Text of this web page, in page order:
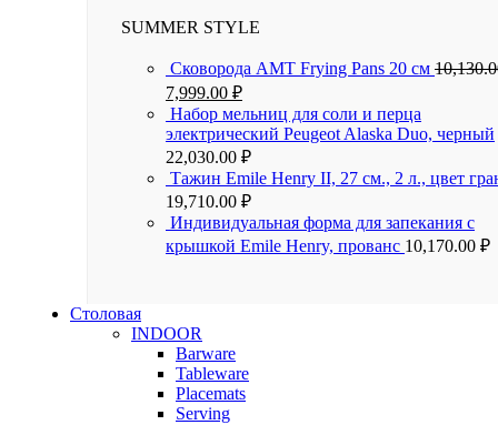
SUMMER STYLE
Сковорода AMT Frying Pans 20 см
7,999.00 ₽
Набор мельниц для соли и перца
электрический Peugeot Alaska Duo, черный
22,030.00 ₽
Тажин Emile Henry II, 27 см., 2 л., цвет
19,710.00 ₽
Индивидуальная форма для запекания с
крышкой Emile Henry, прованс 10,170.00 ₽
Столовая
INDOOR
Barware
Tableware
Placemats
Serving